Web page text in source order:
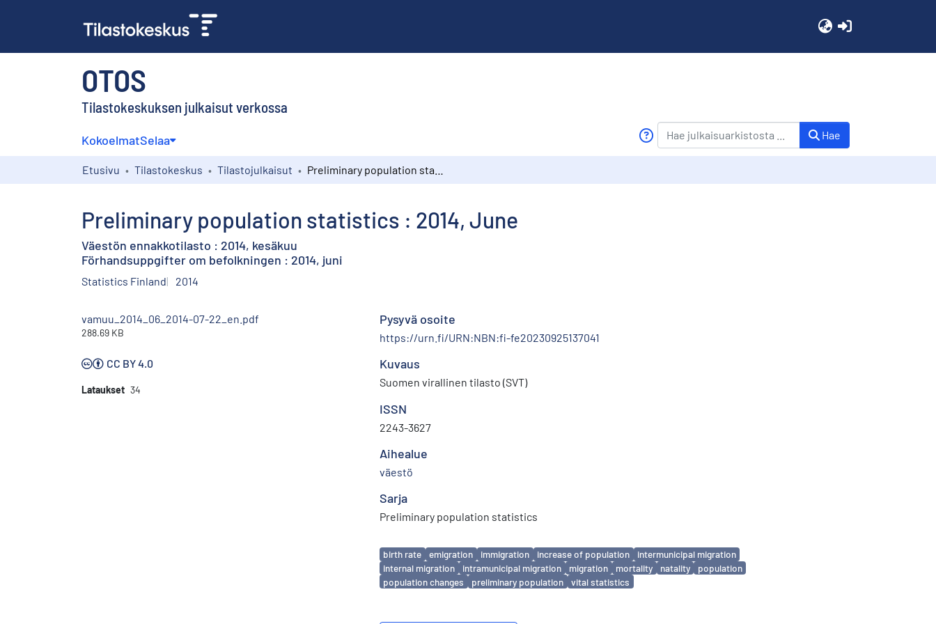
OTOS
Tilastokeskuksen julkaisut verkossa
KokoelmatSelaa Hae
Etusivu Tilastokeskus Tilastojulkaisut
Preliminary population statistics : 2014, June
Väestön ennakkotilasto : 2014, kesäkuu
Förhandsuppgifter om befolkningen : 2014, juni
Statistics Finland 2014
vamuu_2014_06_2014-07-22_en.pdf
288.69 KB
CC BY 4.0
Lataukset 34
Pysyvä osoite
https://urn.fi/URN:NBN:fi-fe20230925137041
Kuvaus
Suomen virallinen tilasto (SVT)
ISSN
2243-3627
Aihealue
väestö
Sarja
Preliminary population statistics
Avainsanat
birth rate emigration immigration increase of population
intermunicipal migration
internal migration
intramunicipal migration migration mortality natality
population
population changes
preliminary population vital statistics